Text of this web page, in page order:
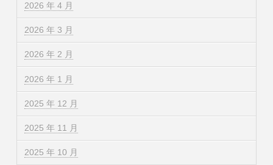
2026 年 4 月
2026 年 3 月
2026 年 2 月
2026 年 1 月
2025 年 12 月
2025 年 11 月
2025 年 10 月